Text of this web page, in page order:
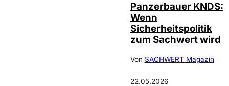
Panzerbauer KNDS:
Wenn
Sicherheitspolitik
zum Sachwert wird
Von SACHWERT Magazin
22.05.2026